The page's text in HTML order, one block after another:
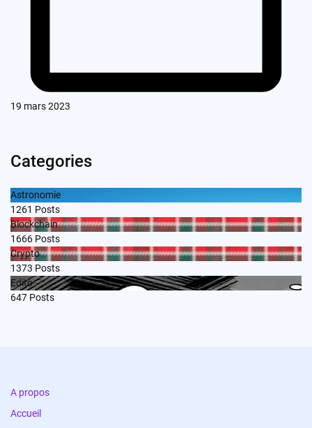
19 mars 2023
Categories
Astronomie
1261 Posts
Blockchain
1666 Posts
Crypto
1373 Posts
Edito
647 Posts
A propos
Accueil